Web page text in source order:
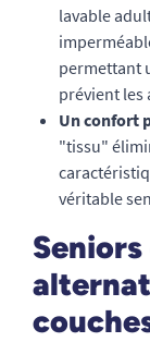
lavable
permettant
prévient les
Un confort
"tissu"
véritable
Seniors